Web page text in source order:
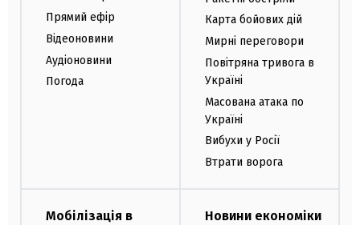
Прямий ефір
Відеоновини
Аудіоновини
Погода
Карта бойових дій
Мирні переговори
Повітряна тривога в
Україні
Масована атака по
Україні
Вибухи у Росії
Втрати ворога
Мобілізація в
Новини економіки